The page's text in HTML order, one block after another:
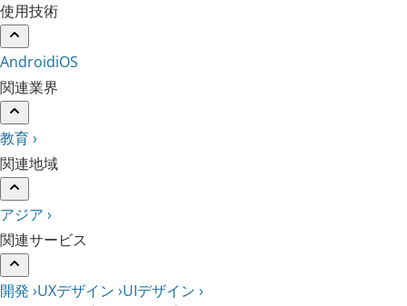
使用技術
AndroidiOS
関連業界
教育 ›
関連地域
アジア ›
関連サービス
開発 ›UXデザイン ›UIデザイン ›